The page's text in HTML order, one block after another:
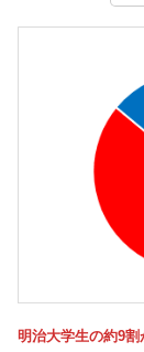
明治大学生の約9